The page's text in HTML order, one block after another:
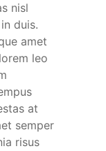
nisl
duis.
amet
leo
at
semper
risus